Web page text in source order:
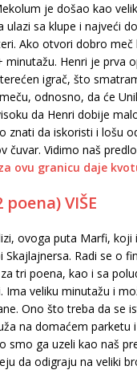
je došao kao
ulazi sa klupe i najveći
Ako otvori dobro meč
minutažu. Henri je prva
igrač, što
odnosno, da će
da Henri dobije
znati da iskoristi i lošu
čuvar. Vidimo naš
ovu granicu daje
VIŠE
ovoga puta Marfi, koji
Skajlajnersa. Radi se o
tri poena, kao i sa
Ima veliku minutažu i
Ono što treba da se
na domaćem parketu
smo ga uzeli kao naš
da odigraju na veliki